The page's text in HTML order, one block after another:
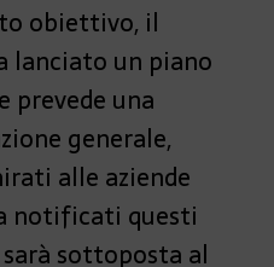
obiettivo, il
lanciato un piano
prevede una
generale,
alle aziende
notificati questi
sottoposta al